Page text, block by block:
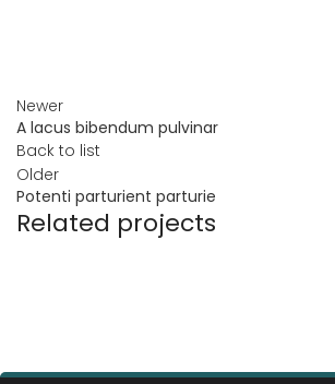
Newer
A lacus bibendum pulvinar
Back to list
Older
Potenti parturient parturie
Related projects